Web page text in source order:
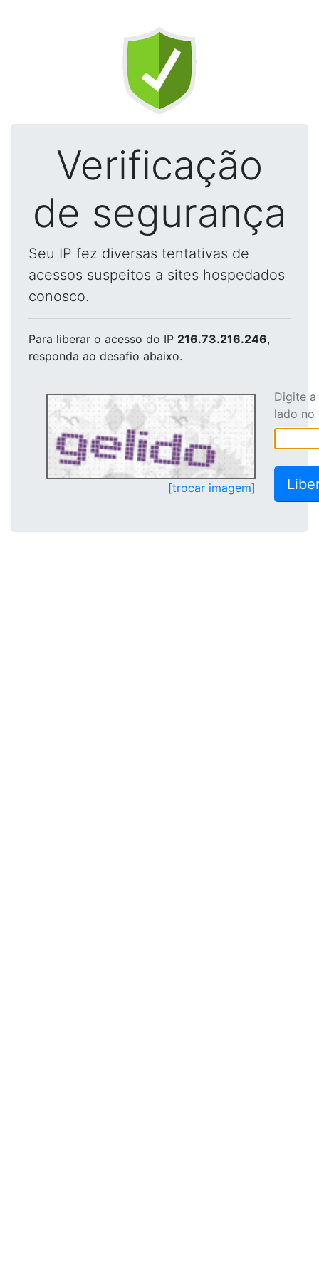
Verificação
de segurança
Seu IP fez diversas tentativas de
acessos suspeitos a sites hospedados
conosco.
Para liberar o acesso do IP 216.73.216.246,
responda ao desafio abaixo.
[trocar imagem]
Digite
lado no